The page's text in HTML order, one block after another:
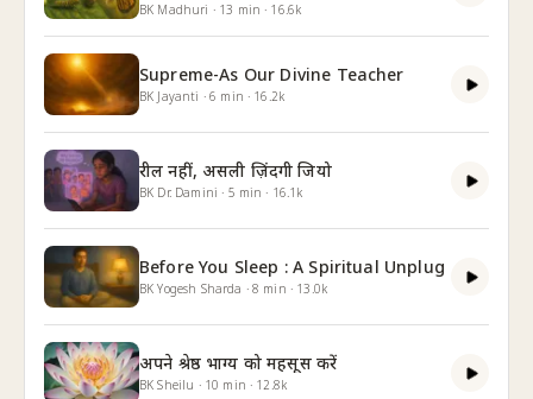
BK Madhuri · 13 min · 16.6k
Supreme-As Our Divine Teacher
BK Jayanti ·6 min · 16.2k
रील नहीं, असली ज़िंदगी जियो
BK Dr. Damini · 5 min · 16.1k
Before You Sleep : A Spiritual Unplug
BK Yogesh Sharda ·8 min · 13.0k
अपने श्रेष्ठ भाग्य को महसूस करें
BK Sheilu · 10 min · 12.8k